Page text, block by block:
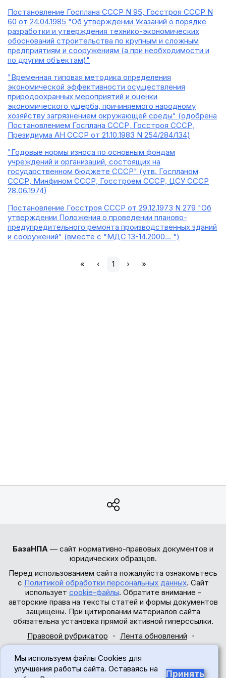
Постановление Госплана СССР N 95, Госстроя СССР N
60 от 24.04.1985 "Об утверждении Указаний о порядке
разработки и утверждения технико-экономических
обоснований строительства по крупным и сложным
предприятиям и сооружениям (а при необходимости и
по другим объектам)"
"Временная типовая методика определения
экономической эффективности осуществления
природоохранных мероприятий и оценки
экономического ущерба, причиняемого народному
хозяйству загрязнением окружающей среды" (одобрена
Постановлением Госплана СССР, Госстроя СССР,
Президиума АН СССР от 21.10.1983 N 254/284/134)
"Годовые нормы износа по основным фондам
учреждений и организаций, состоящих на
государственном бюджете СССР" (утв. Госпланом
СССР, Минфином СССР, Госстроем СССР, ЦСУ СССР
28.06.1974)
Постановление Госстроя СССР от 29.12.1973 N 279 "Об
утверждении Положения о проведении планово-
предупредительного ремонта производственных зданий
и сооружений" (вместе с "МДС 13-14.2000... ")
« ‹ 1 › »
БазаНПА — сайт нормативно-правовых документов и
юридических образцов.
Перед использованием сайта пожалуйста ознакомьтесь
с Политикой обработки персональных данных. Сайт
использует cookie-файлы. Обратите внимание -
авторские права на тексты статей и формы документов
защищены. При цитировании материалов сайта
обязательна установка прямой активной гиперссылки.
Правовой рубрикатор
Лента обновлений
© 2017-2026
Мы используем файлы Cookies для
улучшения работы сайта. Оставаясь на
Принять